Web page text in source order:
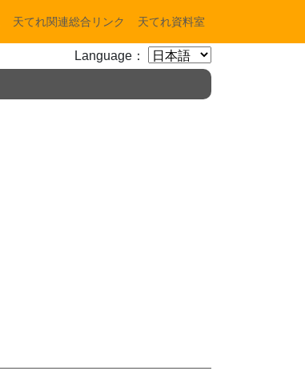
天てれ関連総合リンク 天てれ資料室
Language：